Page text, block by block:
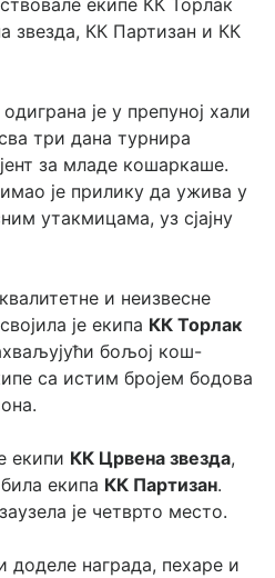
звезда, КК Партизан и КК
је у препуној хали
три дана турнира
за младе кошаркаше.
је прилику да ужива у
утакмицама, уз сјајну
и неизвесне
је екипа КК Торлак
бољој кош-
са истим бројем бодова
екипи КК Црвена звезда,
екипа КК Партизан.
заузела је четврто место.
доделе награда, пехаре и